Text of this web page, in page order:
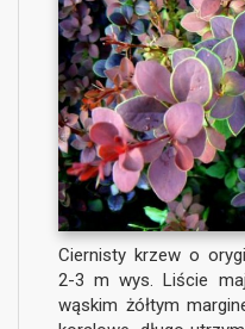
Ciernisty krzew o
2-3 m wys. Liście
wąskim żółtym